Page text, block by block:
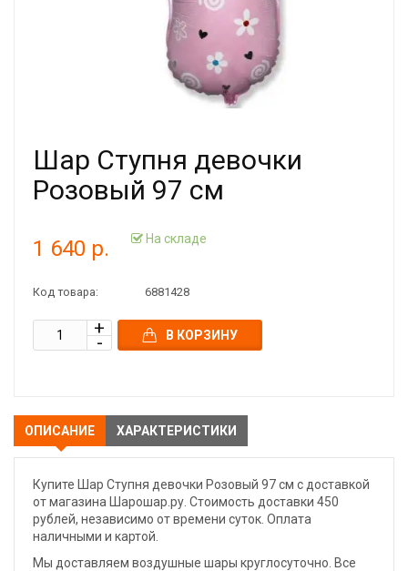
Шар Ступня девочки
Розовый 97 см
1 640 р. На складе
Код товара: 6881428
В КОРЗИНУ
ОПИСАНИЕ ХАРАКТЕРИСТИКИ
Купите Шар Ступня девочки Розовый 97 см с доставкой
от магазина Шарошар.ру. Стоимость доставки 450
рублей, независимо от времени суток. Оплата
наличными и картой.
Мы доставляем воздушные шары круглосуточно. Все